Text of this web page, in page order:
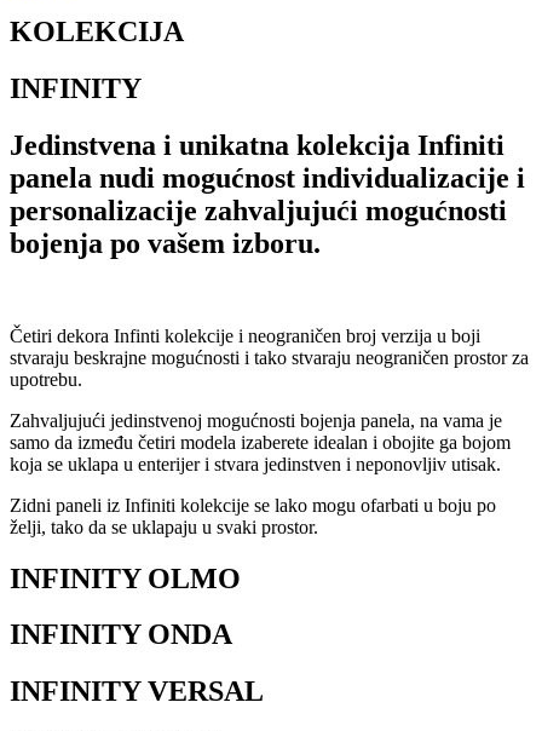
KOLEKCIJA
INFINITY
Jedinstvena i unikatna kolekcija Infiniti
panela nudi mogućnost individualizacije i
personalizacije zahvaljujući mogućnosti
bojenja po vašem izboru.
Četiri dekora Infinti kolekcije i neograničen broj verzija u boji
stvaraju beskrajne mogućnosti i tako stvaraju neograničen prostor za
upotrebu.
Zahvaljujući jedinstvenoj mogućnosti bojenja panela, na vama je
samo da između četiri modela izaberete idealan i obojite ga bojom
koja se uklapa u enterijer i stvara jedinstven i neponovljiv utisak.
Zidni paneli iz Infiniti kolekcije se lako mogu ofarbati u boju po
želji, tako da se uklapaju u svaki prostor.
INFINITY OLMO
INFINITY ONDA
INFINITY VERSAL